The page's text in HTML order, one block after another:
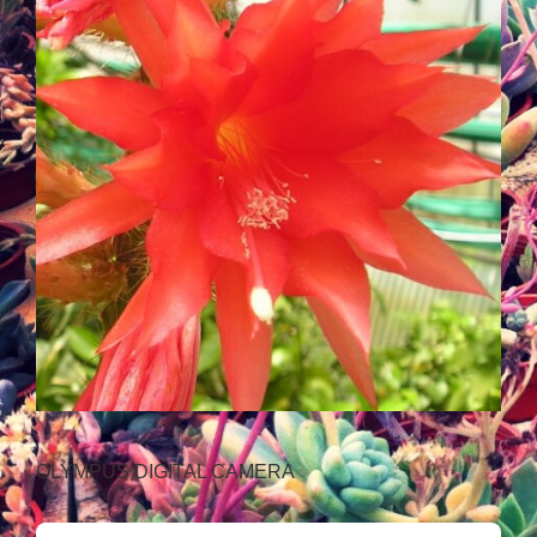
OLYMPUS DIGITAL CAMERA